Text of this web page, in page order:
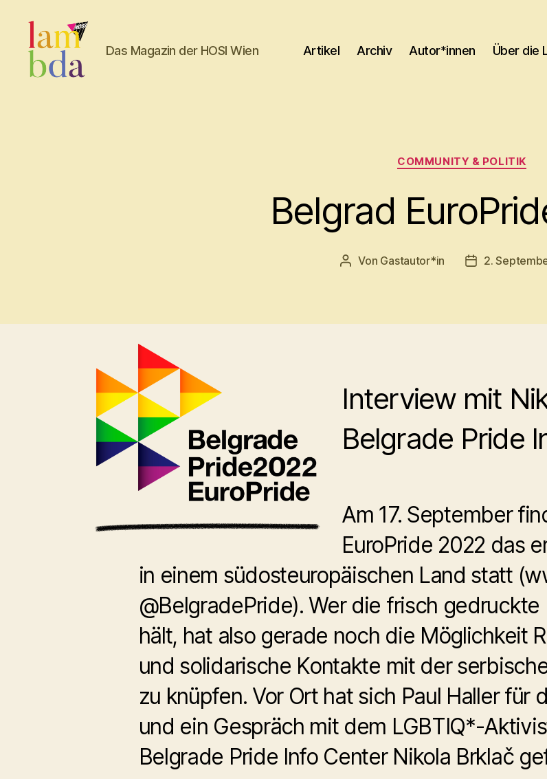
Das Magazin der HOSI Wien Artikel Archiv Autor*innen Über die
Kategorien
COMMUNITY & POLITIK
Belgrad
Beitragsautor
Von Gastautor*in Beitragsdatum
2.
Interview mit
Belgrade Pride
Am 17. September
EuroPride 2022 das
in einem südosteuropäischen Land statt
@BelgradePride). Wer die frisch
hält, hat also gerade noch die Möglichkeit
und solidarische Kontakte mit der
zu knüpfen. Vor Ort hat sich Paul Haller für
und ein Gespräch mit dem LGBTIQ*-
Belgrade Pride Info Center Nikola Brklač